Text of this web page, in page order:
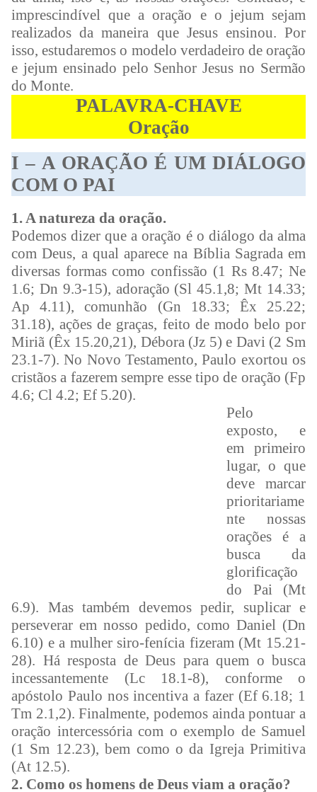
imprescindível que a oração e o jejum sejam
realizados da maneira que Jesus ensinou. Por
isso, estudaremos o modelo verdadeiro de oração
e jejum ensinado pelo Senhor Jesus no Sermão
do Monte.
PALAVRA-CHAVE
Oração
I – A ORAÇÃO É UM DIÁLOGO
COM O PAI
1. A natureza da oração.
Podemos dizer que a oração é o diálogo da alma
com Deus, a qual aparece na Bíblia Sagrada em
diversas formas como confissão (1 Rs 8.47; Ne
1.6; Dn 9.3-15), adoração (Sl 45.1,8; Mt 14.33;
Ap 4.11), comunhão (Gn 18.33; Êx 25.22;
31.18), ações de graças, feito de modo belo por
Miriã (Êx 15.20,21), Débora (Jz 5) e Davi (2 Sm
23.1-7). No Novo Testamento, Paulo exortou os
cristãos a fazerem sempre esse tipo de oração (Fp
4.6; Cl 4.2; Ef 5.20).
Pelo
exposto, e
em primeiro
lugar, o que
deve marcar
prioritariame
nte nossas
orações é a
busca da
glorificação
do Pai (Mt
6.9). Mas também devemos pedir, suplicar e
perseverar em nosso pedido, como Daniel (Dn
6.10) e a mulher siro-fenícia fizeram (Mt 15.21-
28). Há resposta de Deus para quem o busca
incessantemente (Lc 18.1-8), conforme o
apóstolo Paulo nos incentiva a fazer (Ef 6.18; 1
Tm 2.1,2). Finalmente, podemos ainda pontuar a
oração intercessória com o exemplo de Samuel
(1 Sm 12.23), bem como o da Igreja Primitiva
(At 12.5).
2. Como os homens de Deus viam a oração?